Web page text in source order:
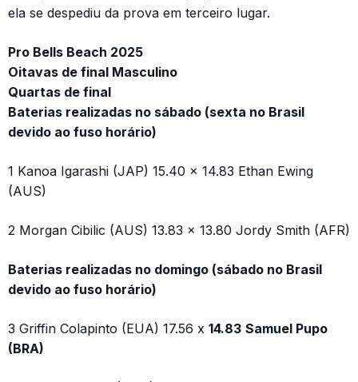
ela se despediu da prova em terceiro lugar.
Pro Bells Beach 2025
Oitavas de final Masculino
Quartas de final
Baterias realizadas no sábado (sexta no Brasil
devido ao fuso horário)
1 Kanoa Igarashi (JAP) 15.40 x 14.83 Ethan Ewing
(AUS)
2 Morgan Cibilic (AUS) 13.83 x 13.80 Jordy Smith (AFR)
Baterias realizadas no domingo (sábado no Brasil
devido ao fuso horário)
3 Griffin Colapinto (EUA) 17.56 x 14.83 Samuel Pupo
(BRA)